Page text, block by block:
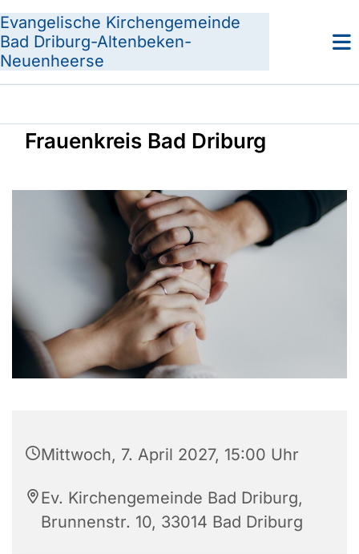
Evangelische Kirchengemeinde
Bad Driburg-Altenbeken-
Neuenheerse
Frauenkreis Bad Driburg
Mittwoch, 7. April 2027, 15:00 Uhr
Ev. Kirchengemeinde Bad Driburg,
Brunnenstr. 10, 33014 Bad Driburg